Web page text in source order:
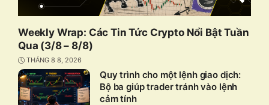
Weekly Wrap: Các Tin Tức Crypto Nổi Bật Tuần
Qua (3/8 – 8/8)
THÁNG 8 8, 2026
Quy trình cho một lệnh giao dịch:
Bộ ba giúp trader tránh vào lệnh
cảm tính